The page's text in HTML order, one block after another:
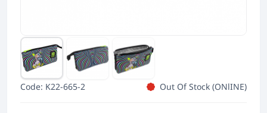
Code: K22-665-2 Out Of Stock (ONlINE)